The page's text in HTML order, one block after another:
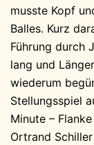
musste Kopf
Balles. Kurz
Führung durch
lang und
wiederum
Stellungsspiel
Minute –
Ortrand